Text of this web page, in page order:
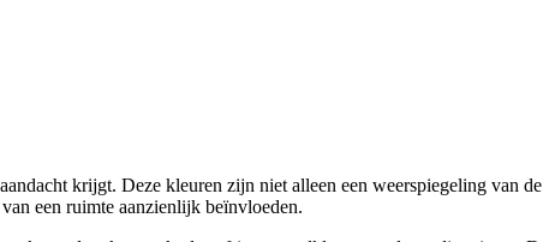
krijgt. Deze kleuren zijn niet alleen een weerspiegeling van
een ruimte aanzienlijk beïnvloeden.